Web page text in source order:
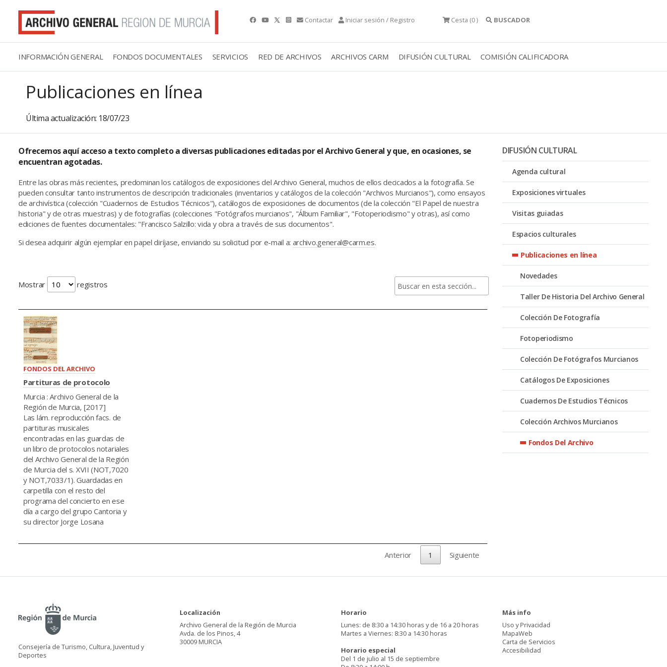
Contactar Iniciar sesión / Registro Cesta (0 ) BUSCADOR
INFORMACIÓN GENERAL FONDOS DOCUMENTALES SERVICIOS RED DE ARCHIVOS ARCHIVOS CARM DIFUSIÓN CULTURAL COMISIÓN CALIFICADORA
Publicaciones en línea
Última actualización: 18/07/23
Ofrecemos aquí acceso a texto completo a diversas publicaciones editadas por el Archivo General y que, en ocasiones, se
encuentran agotadas.
Entre las obras más recientes, predominan los catálogos de exposiciones del Archivo General, muchos de ellos decicados a la fotografía. Se
pueden consultar tanto instrumentos de descripción tradicionales (inventarios y catálogos de la colección "Archivos Murcianos"), como ensayos
de archivística (colección "Cuadernos de Estudios Técnicos"), catálogos de exposiciones de documentos (de la colección "El Papel de nuestra
historia" y de otras muestras) y de fotografías (colecciones "Fotógrafos murcianos", "Álbum Familiar", "Fotoperiodismo" y otras), así como
ediciones de fuentes documentales: "Francisco Salzillo: vida y obra a través de sus documentos".
Si desea adquirir algún ejemplar en papel diríjase, enviando su solicitud por e-mail a: archivo.general@carm.es.
Mostrar registros
FONDOS DEL ARCHIVO
Partituras de protocolo
Murcia : Archivo General de la
Región de Murcia, [2017]
Las lám. reproducción facs. de
partituras musicales
encontradas en las guardas de
un libro de protocolos notariales
del Archivo General de la Región
de Murcia del s. XVII (NOT,7020
y NOT,7033/1). Guardadas en
carpetilla con el resto del
programa del concierto en ese
día a cargo del grupo Cantoria y
su director Jorge Losana
Anterior 1 Siguiente
DIFUSIÓN CULTURAL
Agenda cultural
Exposiciones virtuales
Visitas guiadas
Espacios culturales
Publicaciones en línea
Novedades
Taller De Historia Del Archivo General
Colección De Fotografía
Fotoperiodismo
Colección De Fotógrafos Murcianos
Catálogos De Exposiciones
Cuadernos De Estudios Técnicos
Colección Archivos Murcianos
Fondos Del Archivo
Consejería de Turismo, Cultura, Juventud y
Deportes
Localización
Archivo General de la Región de Murcia
Avda. de los Pinos, 4
30009 MURCIA
Horario
Lunes: de 8:30 a 14:30 horas y de 16 a 20 horas
Martes a Viernes: 8:30 a 14:30 horas
Horario especial
Del 1 de julio al 15 de septiembre
Más info
Uso y Privacidad
MapaWeb
Carta de Servicios
Accesibilidad